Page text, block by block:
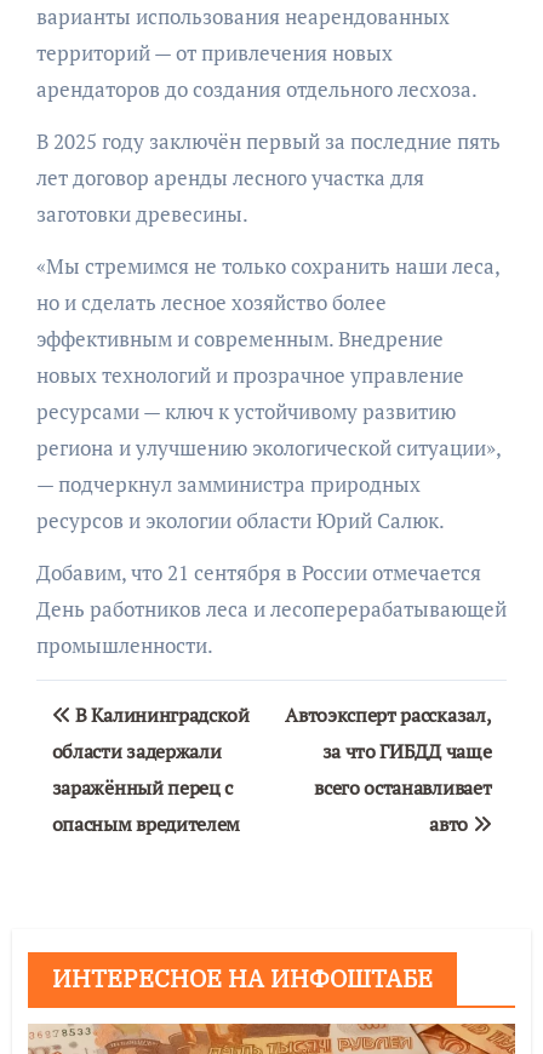
варианты использования неарендованных
территорий — от привлечения новых
арендаторов до создания отдельного лесхоза.
В 2025 году заключён первый за последние пять
лет договор аренды лесного участка для
заготовки древесины.
«Мы стремимся не только сохранить наши леса,
но и сделать лесное хозяйство более
эффективным и современным. Внедрение
новых технологий и прозрачное управление
ресурсами — ключ к устойчивому развитию
региона и улучшению экологической ситуации»,
— подчеркнул замминистра природных
ресурсов и экологии области Юрий Салюк.
Добавим, что 21 сентября в России отмечается
День работников леса и лесоперерабатывающей
промышленности.
Навигация
по
записям
В Калининградской
области задержали
заражённый перец с
опасным вредителем
Автоэксперт рассказал,
за что ГИБДД чаще
всего останавливает
авто
ИНТЕРЕСНОЕ НА ИНФОШТАБЕ